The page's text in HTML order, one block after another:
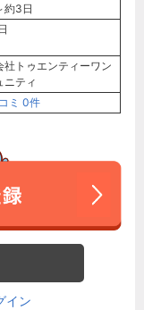
約3日
社トゥエンティーワン
ニティ
ミ 0件
イン